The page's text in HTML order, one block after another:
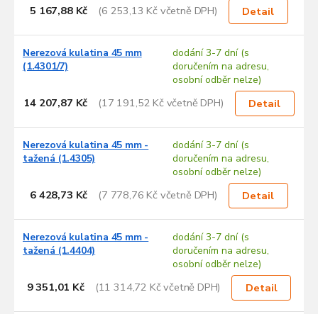
5 167,88 Kč (6 253,13 Kč včetně DPH) Detail
Nerezová kulatina 45 mm
(1.4301/7)
dodání 3-7 dní (s
doručením na adresu,
osobní odběr nelze)
14 207,87 Kč (17 191,52 Kč včetně DPH) Detail
Nerezová kulatina 45 mm -
tažená (1.4305)
dodání 3-7 dní (s
doručením na adresu,
osobní odběr nelze)
6 428,73 Kč (7 778,76 Kč včetně DPH) Detail
Nerezová kulatina 45 mm -
tažená (1.4404)
dodání 3-7 dní (s
doručením na adresu,
osobní odběr nelze)
9 351,01 Kč (11 314,72 Kč včetně DPH) Detail